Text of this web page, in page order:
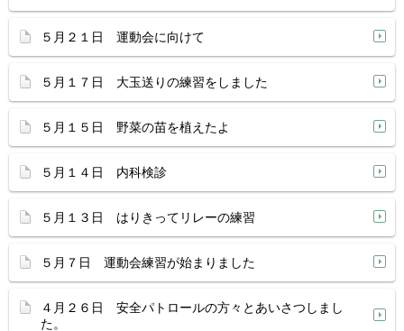
５月２１日 運動会に向けて
５月１７日 大玉送りの練習をしました
５月１５日 野菜の苗を植えたよ
５月１４日 内科検診
５月１３日 はりきってリレーの練習
５月７日 運動会練習が始まりました
４月２６日 安全パトロールの方々とあいさつしまし
た。